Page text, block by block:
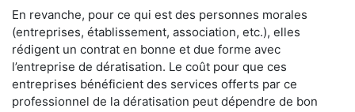
En revanche, pour ce qui est des personnes morales
(entreprises, établissement, association, etc.), elles
rédigent un contrat en bonne et due forme avec
l’entreprise de dératisation. Le coût pour que ces
entreprises bénéficient des services offerts par ce
professionnel de la dératisation peut dépendre de bon